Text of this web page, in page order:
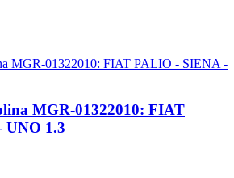
MGR-01322010: FIAT
UNO 1.3